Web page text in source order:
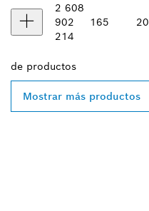
2 608
902
214
165 20
de productos
Mostrar más productos